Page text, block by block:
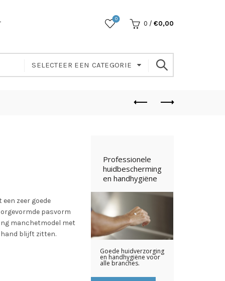
0
0 / €0,00
SELECTEER EEN CATEGORIE
zeer goede
pasvorm
manchetmodel met
hand blijft zitten.